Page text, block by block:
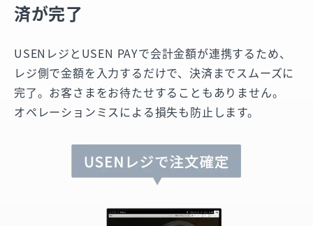
済が完了
USENレジとUSEN PAYで会計金額が連携するため、
レジ側で金額を入力するだけで、決済までスムーズに
完了。お客さまをお待たせすることもありません。
オペレーションミスによる損失も防止します。